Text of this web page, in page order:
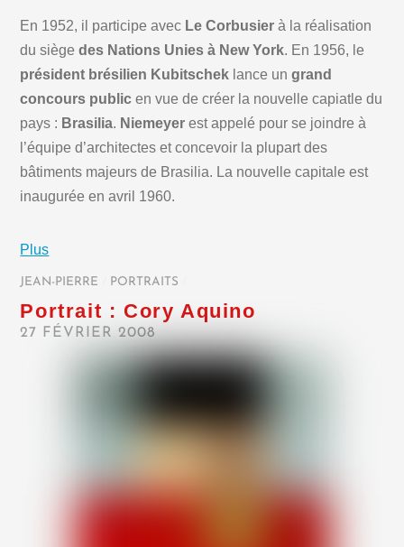
En 1952, il participe avec Le Corbusier à la réalisation
du siègedes Nations Unies à New York. En 1956, le
président brésilien Kubitschek lance ungrand
concours public en vue de créer la nouvelle capiatle du
pays : Brasilia. Niemeyer est appelé pour se joindre à
l’équipe d’architectes et concevoir la plupart des
bâtiments majeurs de Brasilia. La nouvelle capitale est
inaugurée en avril 1960.
Plus
JEAN-PIERRE PORTRAITS
Portrait : Cory Aquino
27 FÉVRIER 2008